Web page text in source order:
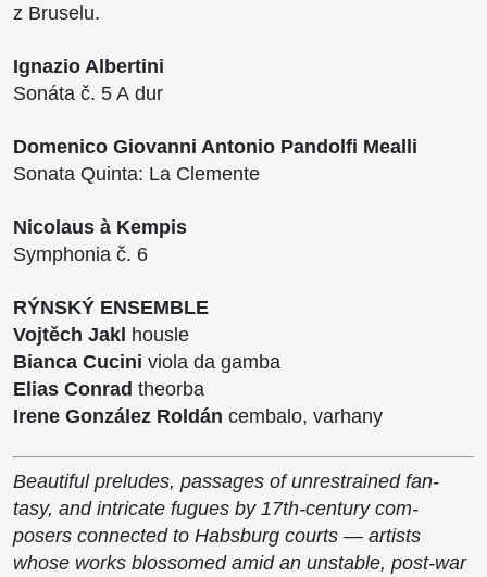
z Bruselu.
Ignazio Albertini
Sonáta č. 5 A dur
Domenico Giovanni Antonio Pandolfi Mealli
Sonata Quinta: La Clemente
Nicolaus à Kempis
Symphonia č. 6
RÝNSKÝ ENSEMBLE
Vojtěch Jakl housle
Bianca Cucini viola da gamba
Elias Conrad theorba
Irene González Roldán cembalo, varhany
Beautiful preludes, passages of unrestrained fan-
tasy, and intricate fugues by 17th-century com-
posers connected to Habsburg courts — artists
whose works blossomed amid an unstable, post-war